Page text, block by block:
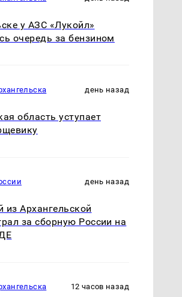
у АЗС «Лукойл»
очередь за бензином
день назад
область уступает
день назад
из Архангельской
за сборную России на
12 часов назад